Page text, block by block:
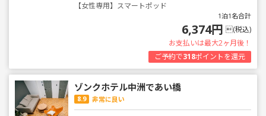
【女性専用】スマートポッド
1泊1名合計
6,374円 (税込)
お支払いは最大2ヶ月後！
ご予約で318ポイントを還元
ゾンクホテル中洲であい橋
8.9 非常に良い